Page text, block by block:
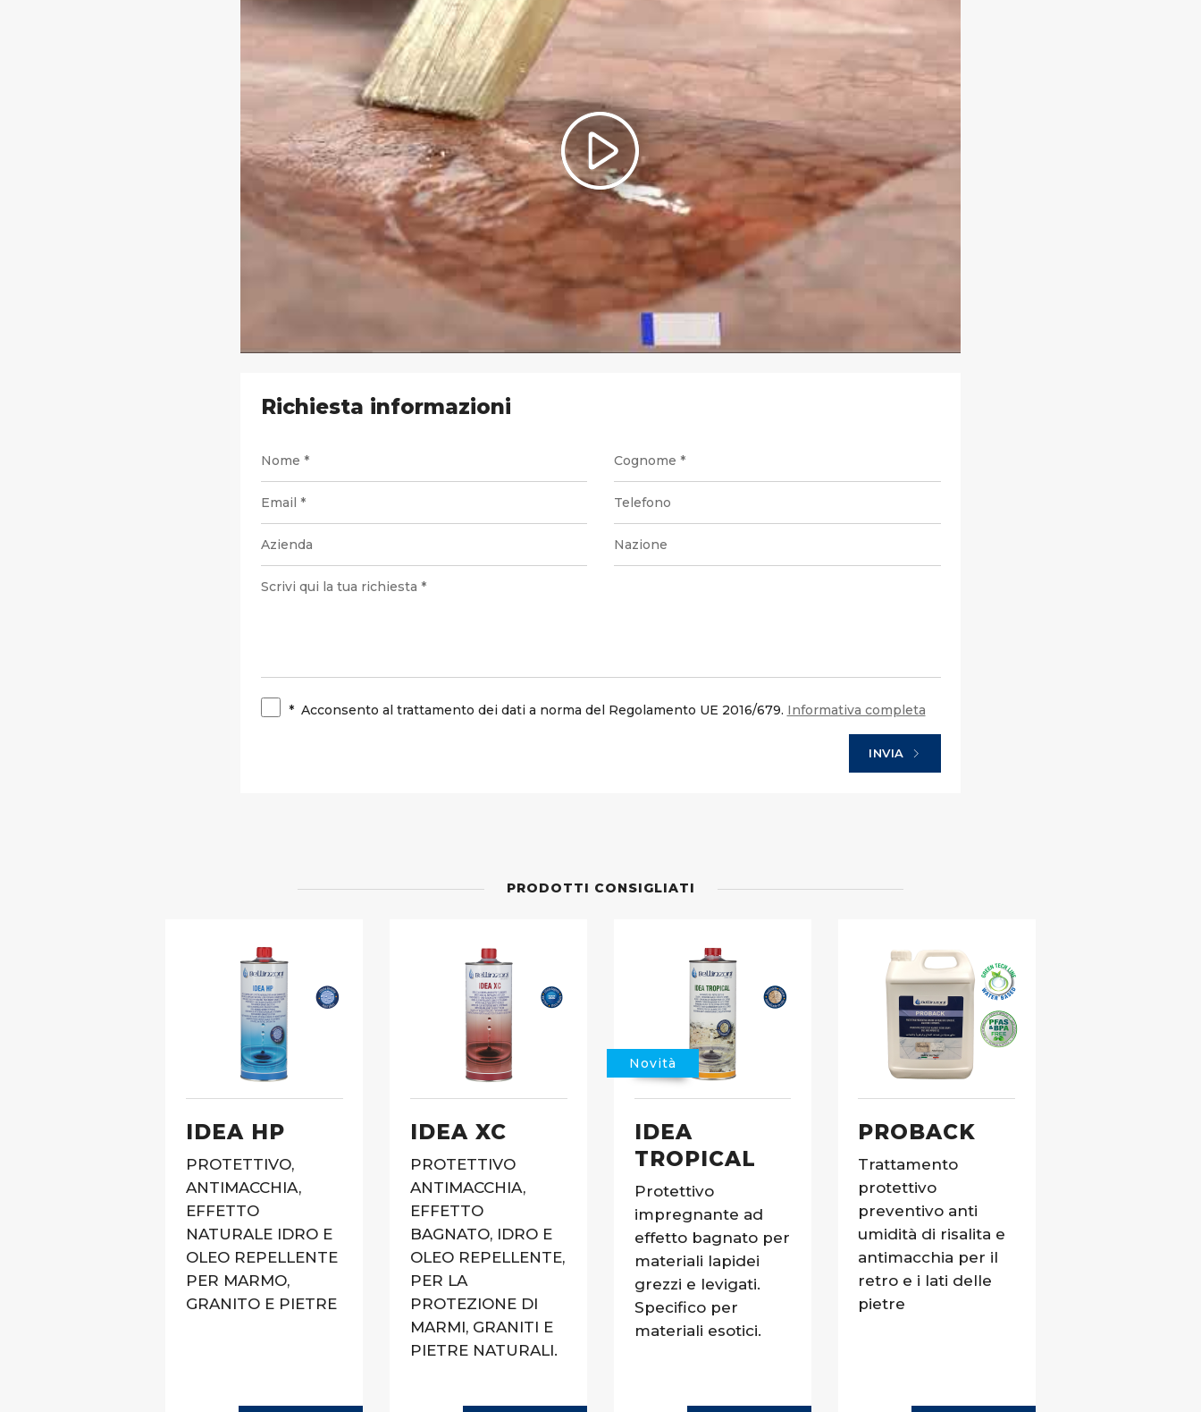
Richiesta informazioni
* Acconsento al trattamento dei dati a norma del Regolamento UE 2016/679. Informativa completa
INVIA
PRODOTTI CONSIGLIATI
IDEA HP
PROTETTIVO,
ANTIMACCHIA,
EFFETTO
NATURALE IDRO E
OLEO REPELLENTE
PER MARMO,
GRANITO E PIETRE
IDEA XC
PROTETTIVO
ANTIMACCHIA,
EFFETTO
BAGNATO, IDRO E
OLEO REPELLENTE,
PER LA
PROTEZIONE DI
MARMI, GRANITI E
PIETRE NATURALI.
Novità
IDEA
TROPICAL
Protettivo
impregnante ad
effetto bagnato per
materiali lapidei
grezzi e levigati.
Specifico per
materiali esotici.
PROBACK
Trattamento
protettivo
preventivo anti
umidità di risalita e
antimacchia per il
retro e i lati delle
pietre